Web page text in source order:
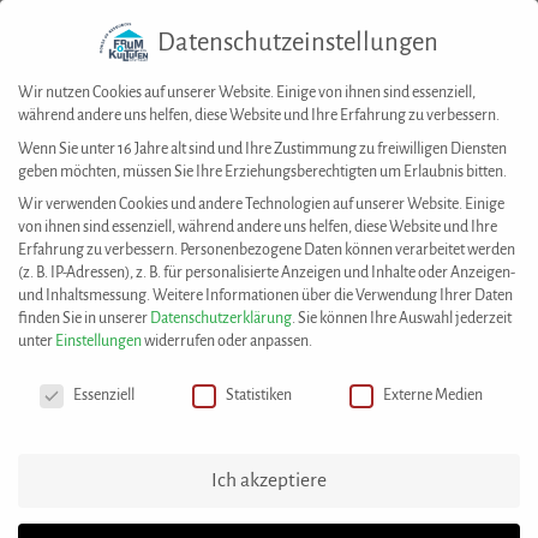
Bildungs-und Kulturvereins „Prosvjeta“
Diese Best Practice wurde eingereicht von:
Serbischer Bildungs- und Kulturverein Prosvjeta
Deutschland e. V.
Schriftstellertreffen des serbischen
Kulturvereins „Prosvjeta“
Datenschutzeinstellungen
Wir nutzen Cookies auf unserer Website. Einige von ihnen sind essenziell,
während andere uns helfen, diese Website und Ihre Erfahrung zu verbessern.
Wenn Sie unter 16 Jahre alt sind und Ihre Zustimmung zu freiwilligen Diensten
geben möchten, müssen Sie Ihre Erziehungsberechtigten um Erlaubnis bitten.
Wir verwenden Cookies und andere Technologien auf unserer Website. Einige
von ihnen sind essenziell, während andere uns helfen, diese Website und Ihre
Erfahrung zu verbessern. Personenbezogene Daten können verarbeitet werden
(z. B. IP-Adressen), z. B. für personalisierte Anzeigen und Inhalte oder Anzeigen-
und Inhaltsmessung. Weitere Informationen über die Verwendung Ihrer Daten
finden Sie in unserer Datenschutzerklärung. Sie können Ihre Auswahl jederzeit
unter Einstellungenwiderrufen oder anpassen.
Essenziell
Statistiken Externe Medien
Ich akzeptiere